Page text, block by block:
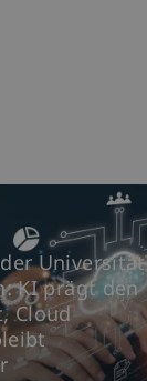
Universität
KI prägt den
Cloud